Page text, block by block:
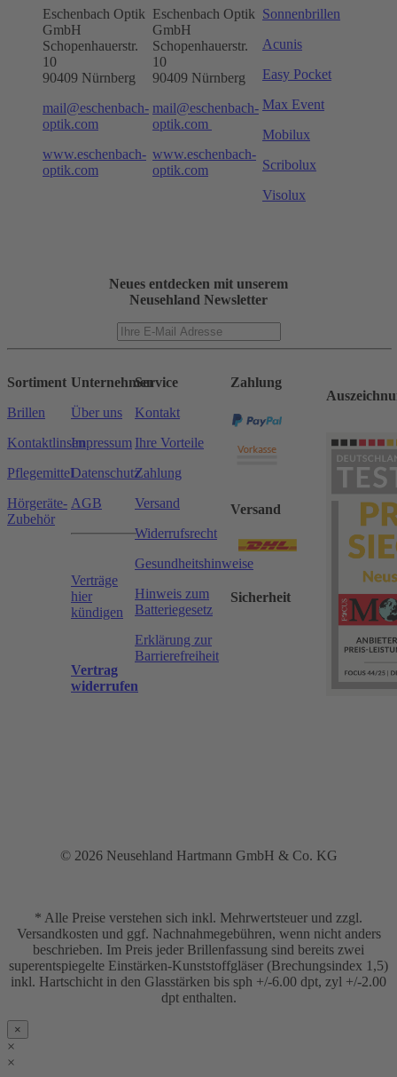
Eschenbach Optik
GmbH
Schopenhauerstr.
10
90409 Nürnberg
mail@eschenbach-
optik.com
www.eschenbach-
optik.com
Eschenbach Optik
GmbH
Schopenhauerstr.
10
90409 Nürnberg
mail@eschenbach-
optik.com
www.eschenbach-
optik.com
Sonnenbrillen
Acunis
Easy Pocket
Max Event
Mobilux
Scribolux
Visolux
Neues entdecken mit unserem
Neusehland Newsletter
Sortiment
Brillen
Kontaktlinsen
Pflegemittel
Hörgeräte-
Zubehör
Unternehmen
Über uns
Impressum
Datenschutz
AGB
Verträge
hier
kündigen
Vertrag
widerrufen
Service
Kontakt
Ihre Vorteile
Zahlung
Versand
Widerrufsrecht
Gesundheitshinweise
Hinweis zum
Batteriegesetz
Erklärung zur
Barrierefreiheit
Zahlung
Versand
Sicherheit
© 2026 Neusehland Hartmann GmbH & Co. KG
* Alle Preise verstehen sich inkl. Mehrwertsteuer und zzgl.
Versandkosten und ggf. Nachnahmegebühren, wenn nicht anders
beschrieben. Im Preis jeder Brillenfassung sind bereits zwei
superentspiegelte Einstärken-Kunststoffgläser (Brechungsindex 1,5)
inkl. Hartschicht in den Glasstärken bis sph +/-6.00 dpt, zyl +/-2.00
dpt enthalten.
×
×
×